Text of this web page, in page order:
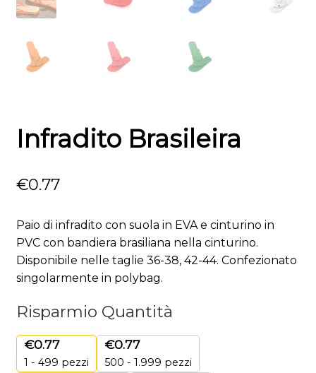
Infradito Brasileira
€0.77
Paio di infradito con suola in EVA e cinturino in
PVC con bandiera brasiliana nella cinturino.
Disponibile nelle taglie 36-38, 42-44. Confezionato
singolarmente in polybag.
Risparmio Quantità
€0.77
1 - 499 pezzi
€0.77
500 - 1.999 pezzi